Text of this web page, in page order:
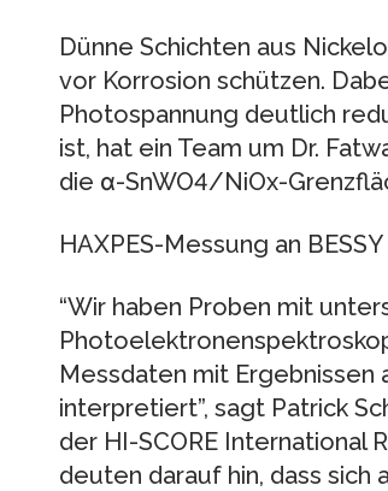
Dünne Schichten aus
vor Korrosion schützen.
Photospannung deutlich
ist, hat ein Team um Dr.
die α-SnWO4/NiOx-
HAXPES-Messung an BESSY
“Wir haben Proben mit
Messdaten mit Ergebnissen
interpretiert”, sagt Patrick
der HI-SCORE International
deuten darauf hin, dass sich